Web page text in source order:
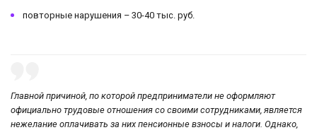
повторные нарушения – 30-40 тыс. руб.
Главной причиной, по которой предприниматели не оформляют
официально трудовые отношения со своими сотрудниками, является
нежелание оплачивать за них пенсионные взносы и налоги. Однако,